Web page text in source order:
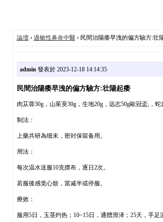
論壇› 過敏性鼻炎中醫› 民間治陽痿早洩的偏方驗方:壮
admin發表於 2023-12-18 14:14:35
民間治陽痿早洩的偏方驗方:壮陽起痿
肉苁蓉30g，山茱萸30g，生地20g，远志50g歐冠盃,，
制法：
上藥共研為细末，密封保留备用。
用法：
每次温水送服10克摆布，逐日2次。
若服後感觉心烦，當减半或停服。
療效：
服用5日，玉茎灼热；10~15日，通體滑泽；25天，手